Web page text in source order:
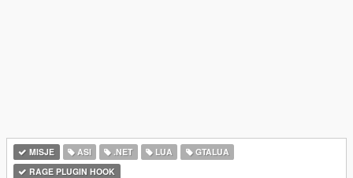
MISJE ASI .NET LUA
GTALUA
RAGE PLUGIN HOOK